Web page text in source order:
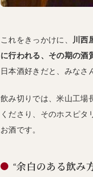
これをきっかけに、
川西
に行われる、その期の酒
日本酒好きだと、みなさ
飲み切りでは、米山工場
くださり、そのホスピ
お酒です。
“余白のある飲み